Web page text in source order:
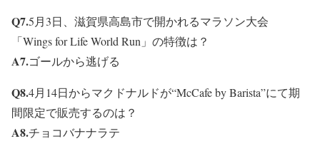
Q7.5月3日、滋賀県高島市で開かれるマラソン大会
「Wings for Life World Run」の特徴は？
A7.ゴールから逃げる
Q8.4月14日からマクドナルドが“McCafe by Barista”にて期
間限定で販売するのは？
A8.チョコバナナラテ